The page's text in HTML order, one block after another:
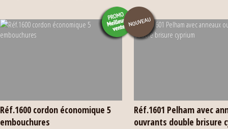
Réf.1600 cordon économique 5
embouchures
Réf.1601 Pelham avec
ouvrants double brisure